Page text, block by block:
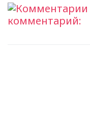
комментарий: